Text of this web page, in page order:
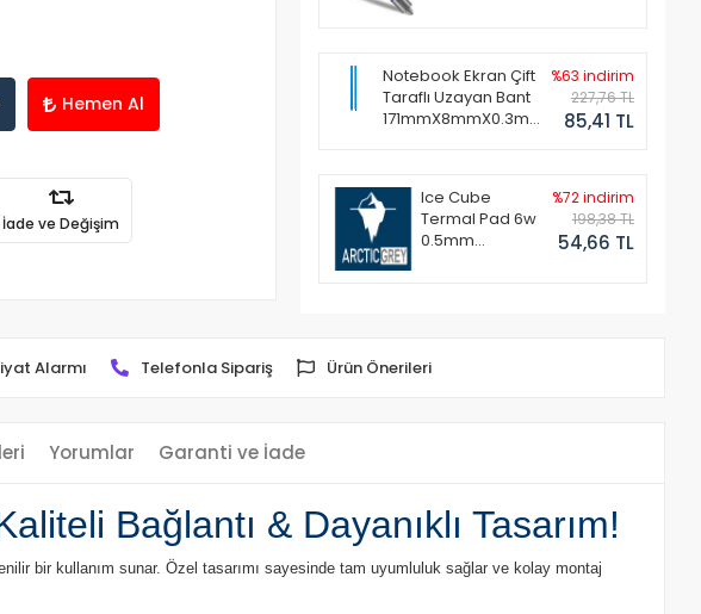
Hemen Al
İade ve Değişim
Notebook Ekran Çift
Taraflı Uzayan Bant
171mmX8mmX0.3mm
%63 indirim
227,76 TL
85,41 TL
Ice Cube
Termal Pad 6w
0.5mm
%72 indirim
198,38 TL
54,66 TL
Alarmı Telefonla Sipariş Ürün Önerileri
Yorumlar Garanti ve İade
Bağlantı & Dayanıklı Tasarım!
bir kullanım sunar. Özel tasarımı sayesinde tam uyumluluk sağlar ve kolay montaj